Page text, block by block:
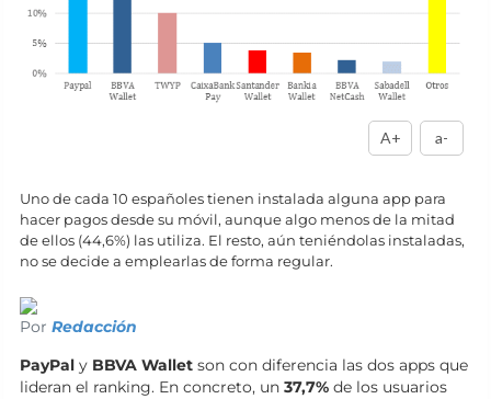
A+ a-
Uno de cada 10 españoles tienen instalada alguna app para
hacer pagos desde su móvil, aunque algo menos de la mitad
de ellos (44,6%) las utiliza. El resto, aún teniéndolas instaladas,
no se decide a emplearlas de forma regular.
Por Redacción
PayPal y BBVA Wallet son con diferencia las dos apps que
lideran el ranking. En concreto, un 37,7% de los usuarios